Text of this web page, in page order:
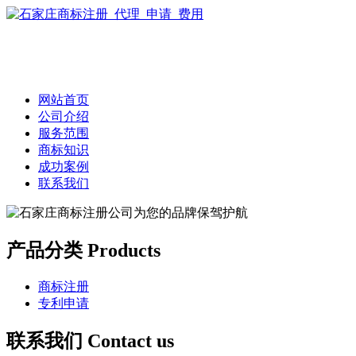
网站首页
公司介绍
服务范围
商标知识
成功案例
联系我们
产品分类 Products
商标注册
专利申请
联系我们 Contact us